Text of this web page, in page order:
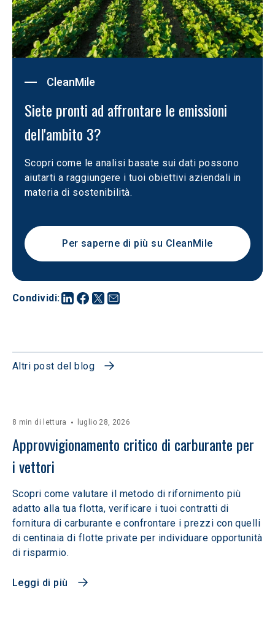
Condividi:
CleanMile
Siete pronti ad affrontare le emissioni
dell'ambito 3?
Scopri come le analisi basate sui dati possono
aiutarti a raggiungere i tuoi obiettivi aziendali in
materia di sostenibilità.
Per saperne di più su CleanMile
Altri post del blog
8 min di lettura luglio 28, 2026
Approvvigionamento critico di carburante per
i vettori
Scopri come valutare il metodo di rifornimento più
adatto alla tua flotta, verificare i tuoi contratti di
fornitura di carburante e confrontare i prezzi con quelli
di centinaia di flotte private per individuare opportunità
di risparmio.
Leggi di più